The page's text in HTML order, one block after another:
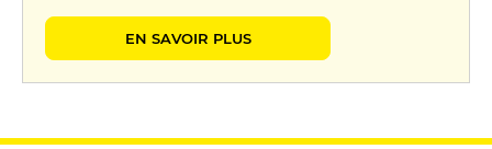
EN SAVOIR PLUS